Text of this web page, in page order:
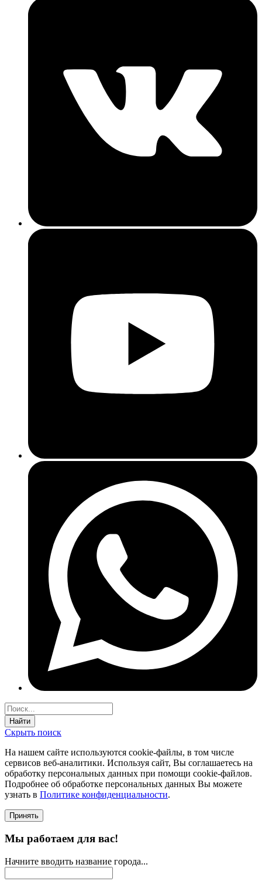
Найти
Скрыть поиск
На нашем сайте используются соokie-файлы, в том числе
сервисов веб-аналитики. Используя сайт, Вы соглашаетесь на
обработку персональных данных при помощи cookie-файлов.
Подробнее об обработке персональных данных Вы можете
узнать в Политике конфиденциальности.
Принять
Мы работаем для вас!
Начните вводить название города...